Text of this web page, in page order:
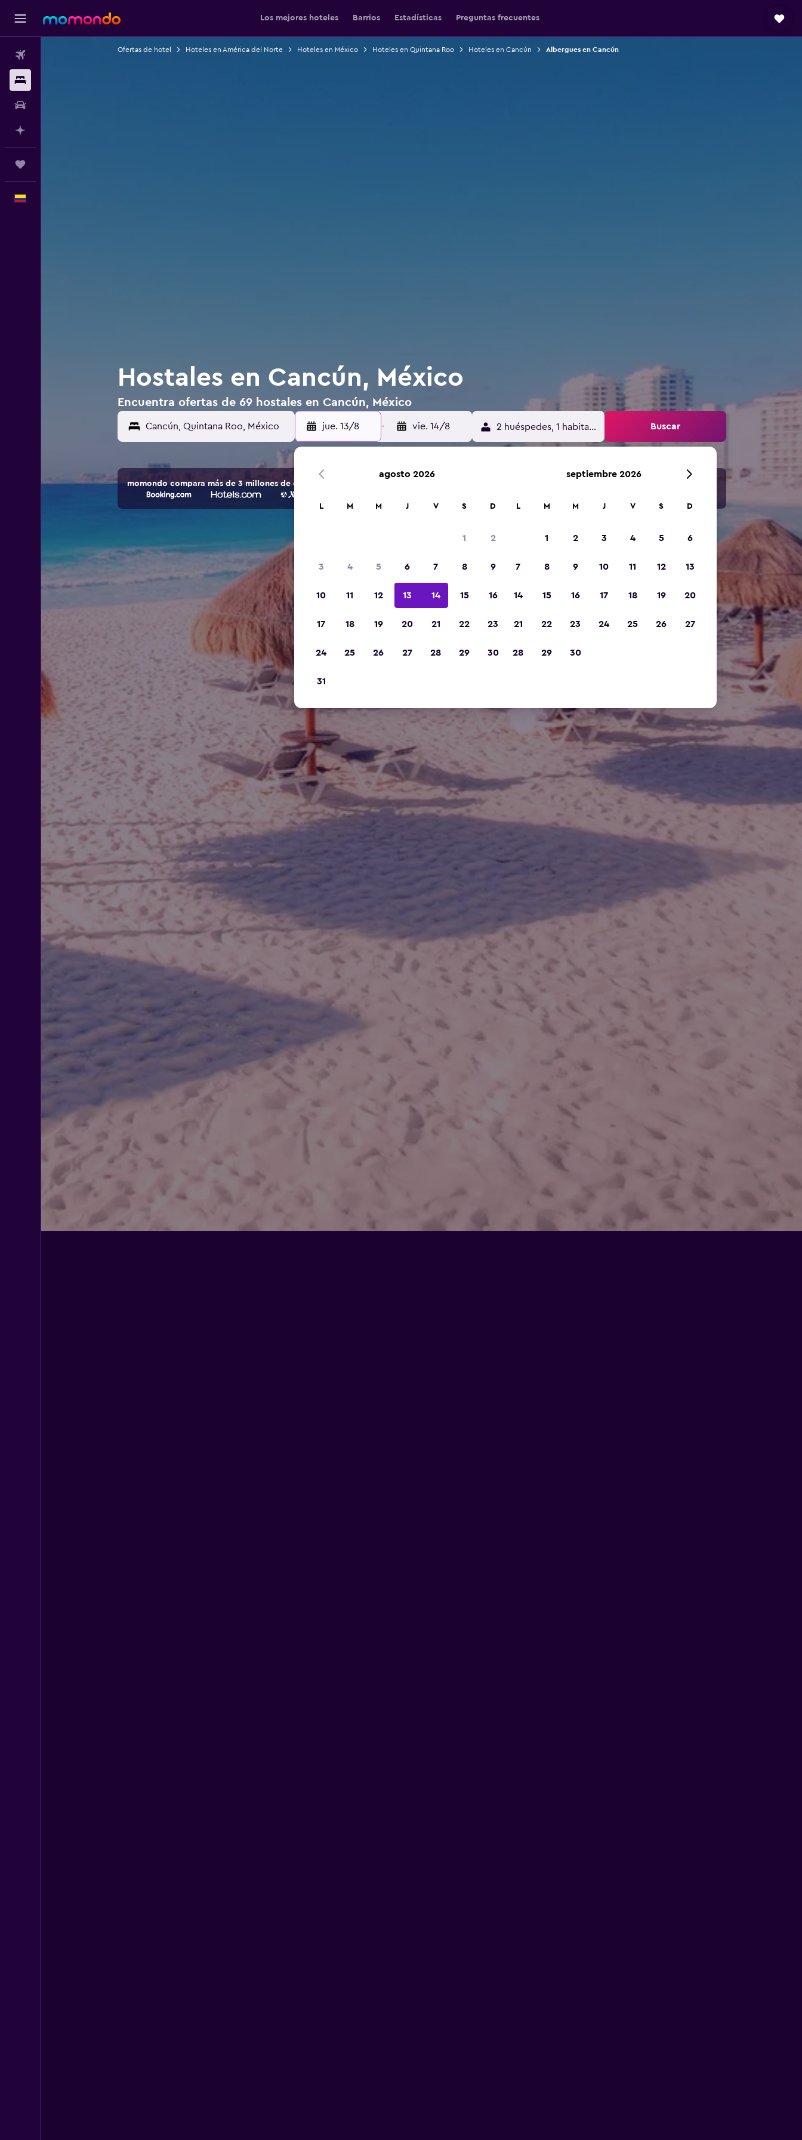
Los mejores hoteles Barrios Estadísticas Preguntas frecuentes
Ofertas de hotel Hoteles en América del Norte Hoteles en México Hoteles en Quintana Roo Hoteles en Cancún Albergues en Cancún
Hostales en Cancún, México
Encuentra ofertas de 69 hostales en Cancún, México
jue. 13/8 - vie. 14/8 2 huéspedes, 1 habitación Buscar
momondo compara más de 3 millones de opciones de hoteles y alojamientos.
agosto 2026
L M M J V S D
1 2
3 4 5 6 7 8 9
10 11 12 13 14 15 16
17 18 19 20 21 22 23
24 25 26 27 28 29 30
31
septiembre 2026
L M M J V S D
1 2 3 4 5 6
7 8 9 10 11 12 13
14 15 16 17 18 19 20
21 22 23 24 25 26 27
28 29 30